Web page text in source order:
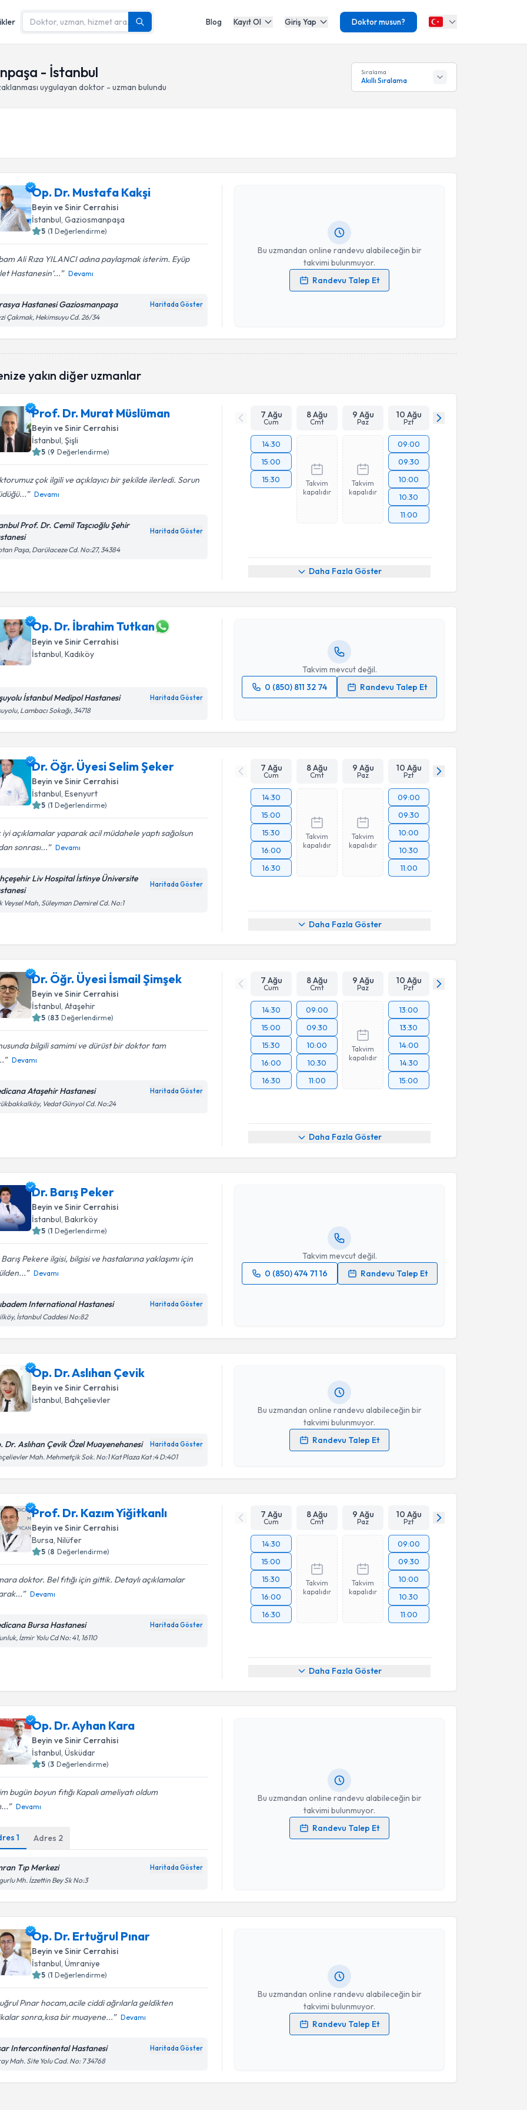
Blog Kayıt Ol Giriş Yap Doktor musun?
- İstanbul
uygulayan doktor - uzman bulundu
Sıralama
Akıllı Sıralama
Op. Dr. Mustafa Kakşi
Beyin ve Sinir Cerrahisi
İstanbul, Gaziosmanpaşa
5 (1 Değerlendirme)
Ali Rıza YILANCI adına paylaşmak isterim. Eyüp
Hastanesin‘...
Devamı
Hastanesi Gaziosmanpaşa Haritada Göster
Çakmak, Hekimsuyu Cd. 26/34
Bu uzmandan online randevu alabileceğin bir
takvimi bulunmuyor.
Randevu Talep Et
Op. Dr. Mustafa Kakşi
Kişisel verilerimin işlenmesine ilişkinAydınlatma Metni
Takvim Talebini Gönder
yakın diğer uzmanlar
Prof. Dr. Murat Müslüman
Beyin ve Sinir Cerrahisi
İstanbul, Şişli
5 (9 Değerlendirme)
çok ilgili ve açıklayıcı bir şekilde ilerledi. Sorun
Devamı
Prof. Dr. Cemil Taşcıoğlu Şehir
Haritada Göster
Paşa, Darülaceze Cd. No:27, 34384
7 Ağu
Cum
8 Ağu
Cmt
9 Ağu
Paz
10 Ağu
Pzt
14:30
15:00
15:30
Takvim
kapalıdır
Takvim
kapalıdır
09:00
09:30
10:00
10:30
11:00
Daha Fazla Göster
Op. Dr. İbrahim Tutkan
Beyin ve Sinir Cerrahisi
İstanbul , Kadıköy
İstanbul Medipol Hastanesi Haritada Göster
Lambacı Sokağı, 34718
Takvim mevcut değil.
0 (850) 811 32 74
Randevu Talep Et
Randevu Takvimi Talebi
Takvim Talebini Gönder
Dr. Öğr. Üyesi Selim Şeker
Beyin ve Sinir Cerrahisi
İstanbul , Esenyurt
5 (1 Değerlendirme)
iyi açıklamalar yaparak acil müdahele yaptı sağolsun
sonrası...
Devamı
Liv Hospital İstinye Üniversite
Haritada Göster
Veysel Mah, Süleyman Demirel Cd. No:1
7 Ağu
Cum
8 Ağu
Cmt
9 Ağu
Paz
10 Ağu
Pzt
14:30
15:00
15:30
16:00
16:30
Takvim
kapalıdır
Takvim
kapalıdır
09:00
09:30
10:00
10:30
11:00
Daha Fazla Göster
Dr. Öğr. Üyesi İsmail Şimşek
Beyin ve Sinir Cerrahisi
İstanbul, Ataşehir
5 (83 Değerlendirme)
bilgili samimi ve dürüst bir doktor tam
Devamı
Ataşehir Hastanesi Haritada Göster
Vedat Günyol Cd. No:24
7 Ağu
Cum
8 Ağu
Cmt
9 Ağu
Paz
10 Ağu
Pzt
14:30
15:00
15:30
16:00
16:30
09:00
09:30
10:00
10:30
11:00
Takvim
kapalıdır
13:00
13:30
14:00
14:30
15:00
Daha Fazla Göster
Dr. Barış Peker
Beyin ve Sinir Cerrahisi
İstanbul , Bakırköy
5 (1 Değerlendirme)
Pekere ilgisi, bilgisi ve hastalarına yaklaşımı için
Devamı
International Hastanesi Haritada Göster
İstanbul Caddesi No:82
Takvim mevcut değil.
0 (850) 474 71 16
Randevu Talep Et
Randevu Takvimi Talebi
Dr. Barış Peker
Takvim Talebini Gönder
Op. Dr. Aslıhan Çevik
Beyin ve Sinir Cerrahisi
İstanbul , Bahçelievler
Dr. Aslıhan Çevik Özel Muayenehanesi Haritada Göster
Mah. Mehmetçik Sok. No:1 Kat Plaza Kat :4 D:401
Bu uzmandan online randevu alabileceğin bir
takvimi bulunmuyor.
Randevu Talep Et
Kişisel verilerimin işlenmesine ilişkinAydınlatma Metni
Takvim Talebini Gönder
Prof. Dr. Kazım Yiğitkanlı
Beyin ve Sinir Cerrahisi
Bursa , Nilüfer
5 (8 Değerlendirme)
doktor. Bel fıtığı için gittik. Detaylı açıklamalar
Devamı
Bursa Hastanesi Haritada Göster
İzmir Yolu Cd No: 41, 16110
7 Ağu
Cum
8 Ağu
Cmt
9 Ağu
Paz
10 Ağu
Pzt
14:30
15:00
15:30
16:00
16:30
Takvim
kapalıdır
Takvim
kapalıdır
09:00
09:30
10:00
10:30
11:00
Daha Fazla Göster
Op. Dr. Ayhan Kara
Beyin ve Sinir Cerrahisi
İstanbul, Üsküdar
5 (3 Değerlendirme)
bugün boyun fıtığı Kapalı ameliyatı oldum
Devamı
1 Adres 2
Tıp Merkezi Haritada Göster
Mh. İzzettin Bey Sk No:3
Bu uzmandan online randevu alabileceğin bir
takvimi bulunmuyor.
Randevu Talep Et
Kişisel verilerimin işlenmesine ilişkinAydınlatma Metni
Takvim Talebini Gönder
Op. Dr. Ertuğrul Pınar
Beyin ve Sinir Cerrahisi
İstanbul, Ümraniye
5 (1 Değerlendirme)
Pınar hocam,acile ciddi ağrılarla geldikten
sonra,kısa bir muayene...
Devamı
Intercontinental Hastanesi Haritada Göster
Mah. Site Yolu Cad. No: 7 34768
Bu uzmandan online randevu alabileceğin bir
takvimi bulunmuyor.
Randevu Talep Et
Randevu Takvimi Talebi
Op. Dr. Ertuğrul Pınar
Kişisel verilerimin işlenmesine ilişkinAydınlatma Metni